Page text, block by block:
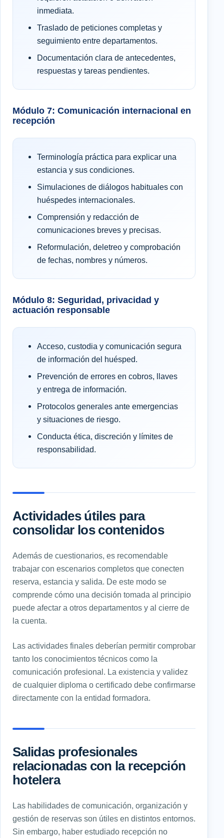
inmediata.
Traslado de peticiones completas y
seguimiento entre departamentos.
Documentación clara de antecedentes,
respuestas y tareas pendientes.
Módulo 7: Comunicación internacional en
recepción
Terminología práctica para explicar una
estancia y sus condiciones.
Simulaciones de diálogos habituales con
huéspedes internacionales.
Comprensión y redacción de
comunicaciones breves y precisas.
Reformulación, deletreo y comprobación
de fechas, nombres y números.
Módulo 8: Seguridad, privacidad y
actuación responsable
Acceso, custodia y comunicación segura
de información del huésped.
Prevención de errores en cobros, llaves
y entrega de información.
Protocolos generales ante emergencias
y situaciones de riesgo.
Conducta ética, discreción y límites de
responsabilidad.
Actividades útiles para
consolidar los contenidos
Además de cuestionarios, es recomendable
trabajar con escenarios completos que conecten
reserva, estancia y salida. De este modo se
comprende cómo una decisión tomada al principio
puede afectar a otros departamentos y al cierre de
la cuenta.
Las actividades finales deberían permitir comprobar
tanto los conocimientos técnicos como la
comunicación profesional. La existencia y validez
de cualquier diploma o certificado debe confirmarse
directamente con la entidad formadora.
Salidas profesionales
relacionadas con la recepción
hotelera
Las habilidades de comunicación, organización y
gestión de reservas son útiles en distintos entornos.
Sin embargo, haber estudiado recepción no